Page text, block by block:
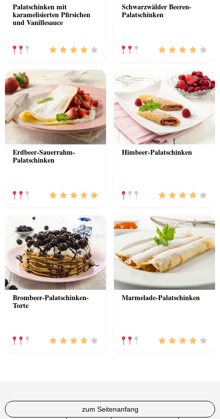
Palatschinken mit
karamelisierten Pfirsichen
und Vanillesauce
Schwarzwälder Beeren-
Palatschinken
Erdbeer-Sauerrahm-
Palatschinken
Himbeer-Palatschinken
Brombeer-Palatschinken-
Torte
Marmelade-Palatschinken
zum Seitenanfang